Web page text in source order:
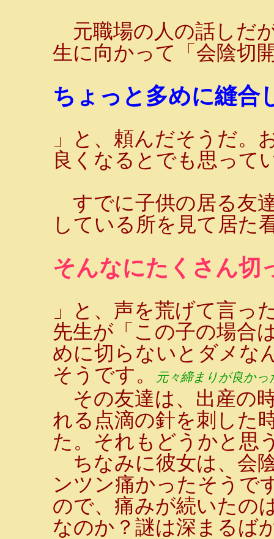
元職場の人の話しだ
生に向かって「会陰切
ちょっと多めに縫合
」と、頼んだそうだ。
良くなるとでも思って
すでに子供の居る友
している所を見て居た
そんなにたくさん切
」と、声を荒げて言っ
先生が「この子の場合
めに切らないとダメな
そうです。
元々締まりが良かっ
その友達は、出産の
れる点滴の針を刺した
た。それもどうかと思
ちなみに彼女は、会
ンツン痛かったそうで
ので、痛みが続いたの
なのか？謎は深まるば